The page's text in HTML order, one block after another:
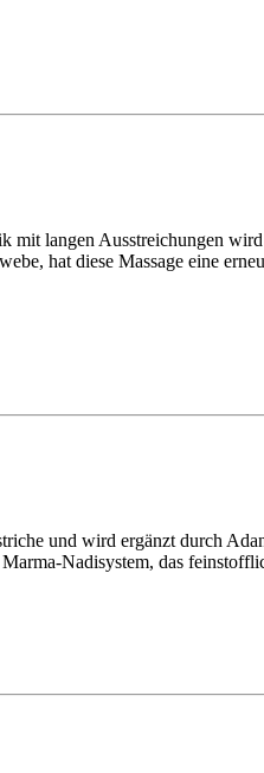
mit langen Ausstreichungen
hat diese Massage eine
und wird ergänzt durch
Nadisystem, das